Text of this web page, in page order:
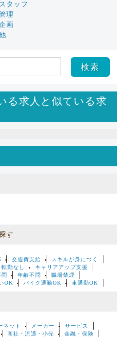
タッフ
理
画
る求人と似ている求
す
交通費支給
スキルが身につく
転勤なし
キャリアアップ支援
年齢不問
職場禁煙
OK バイク通勤OK 車通勤OK
ネット メーカー
サービス
商社・流通・小売
金融・保険